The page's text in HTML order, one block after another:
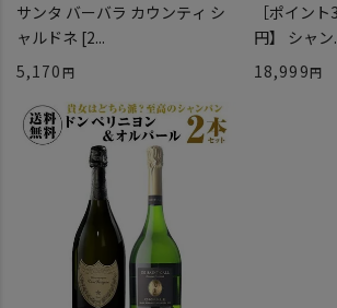
サンタ バーバラ カウンティ シ
ャルドネ [2...
5,170
［ポイン
円】 シャン
18,999